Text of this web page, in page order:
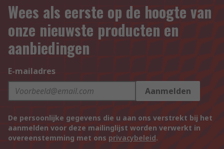
Wees als eerste op de hoogte van
onze nieuwste producten en
aanbiedingen
E-mailadres
Aanmelden
De persoonlijke gegevens die u aan ons verstrekt bij het
aanmelden voor deze mailinglijst worden verwerkt in
overeenstemming met ons privacybeleid.